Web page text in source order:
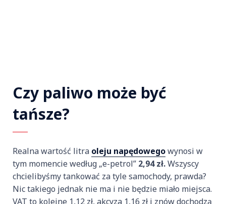
Czy paliwo może być
tańsze?
Realna wartość litra oleju napędowegowynosi w
tym momencie według „e-petrol” 2,94 zł.Wszyscy
chcielibyśmy tankować za tyle samochody, prawda?
Nic takiego jednak nie ma i nie będzie miało miejsca.
VAT to kolejne 1,12 zł, akcyza 1,16 zł i znów dochodzą